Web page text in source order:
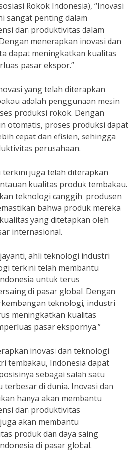
Rokok Indonesia), “Inovasi
sangat penting dalam
dan produktivitas dalam
menerapkan inovasi dan
dapat meningkatkan kualitas
pasar ekspor.”
yang telah diterapkan
adalah penggunaan mesin
produksi rokok. Dengan
otomatis, proses produksi dapat
cepat dan efisien, sehingga
perusahaan.
terkini juga telah diterapkan
kualitas produk tembakau.
teknologi canggih, produsen
bahwa produk mereka
yang ditetapkan oleh
internasional.
ahli teknologi industri
terkini telah membantu
untuk terus
di pasar global. Dengan
teknologi, industri
meningkatkan kualitas
pasar ekspornya.”
inovasi dan teknologi
tembakau, Indonesia dapat
sebagai salah satu
terbesar di dunia. Inovasi dan
hanya akan membantu
dan produktivitas
akan membantu
produk dan daya saing
di pasar global.